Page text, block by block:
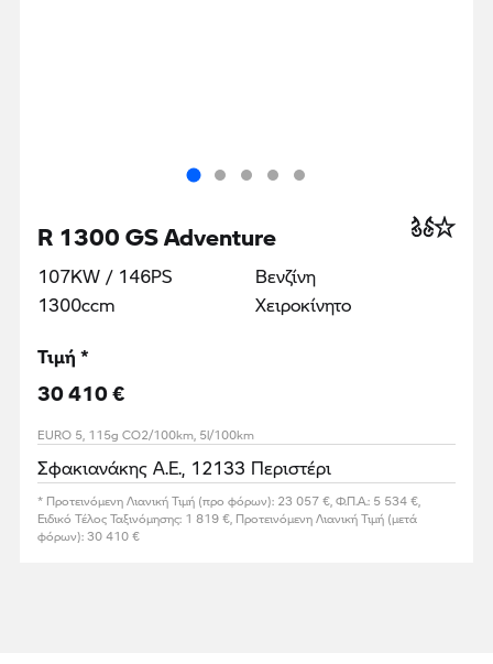
R 1300 GS Adventure
107KW / 146PS
1300ccm
Βενζίνη
Χειροκίνητο
Τιμή *
30 410 €
EURO 5, 115g CO2/100km, 5l/100km
Σφακιανάκης Α.Ε., 12133 Περιστέρι
* Προτεινόμενη Λιανική Τιμή (προ φόρων): 23 057 €, Φ.Π.Α.: 5 534 €,
Ειδικό Τέλος Ταξινόμησης: 1 819 €, Προτεινόμενη Λιανική Τιμή (μετά
φόρων): 30 410 €